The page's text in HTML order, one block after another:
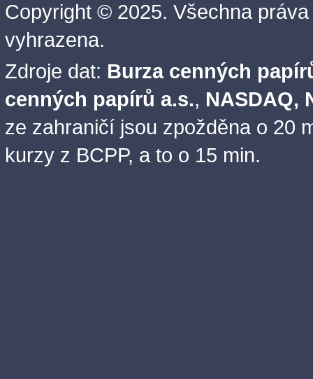
Copyright © 2025. Všechna práva
vyhrazena.
Zdroje dat: Burza cenných
cenných papírů a.s., NASDAQ,
ze zahraničí jsou zpožděna o 20
kurzy z BCPP, a to o 15 min.